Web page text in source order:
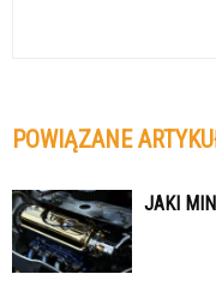
POWIĄZANE
JAKI